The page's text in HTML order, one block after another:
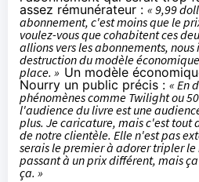
assez rémunérateur : « 9,99
abonnement, c'est moins que le
voulez-vous que cohabitent ces
allions vers les abonnements, nous
destruction du modèle
place. » Un modèle
Nourry un public précis : « En
phénomènes comme Twilight ou
l'audience du livre est une
plus. Je caricature, mais c'est tout
de notre clientèle. Elle n'est pas
serais le premier à adorer tripler
passant à un prix différent, mais
ça. »